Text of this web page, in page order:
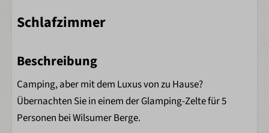
Schlafzimmer
2 Schlafzimmer
Bettdecken
Kopfkissen
Kleiderschränke
Beschreibung
Camping, aber mit dem Luxus von zu Hause?
Übernachten Sie in einem der Glamping-Zelte für 5
Personen bei Wilsumer Berge.